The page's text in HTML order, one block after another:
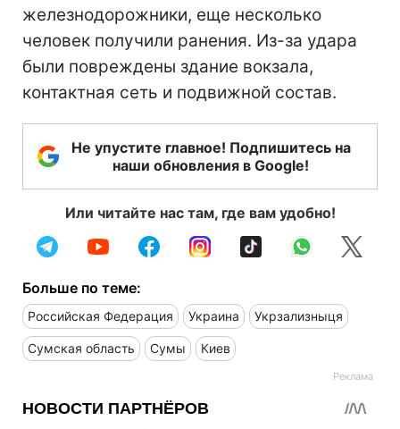
железнодорожники, еще несколько
человек получили ранения. Из-за удара
были повреждены здание вокзала,
контактная сеть и подвижной состав.
Не упустите главное! Подпишитесь на
наши обновления в Google!
Или читайте нас там, где вам удобно!
Больше по теме:
Российская Федерация Украина Укрзализныця
Сумская область Сумы Киев